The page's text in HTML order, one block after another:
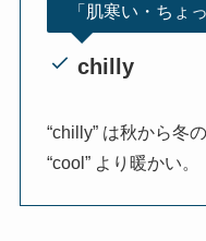
「肌寒い・ちょ
chilly
“chilly” は秋から冬
“cool” より暖かい。